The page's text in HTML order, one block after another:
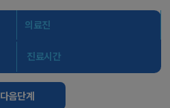
의료진
진료시간
다음단계